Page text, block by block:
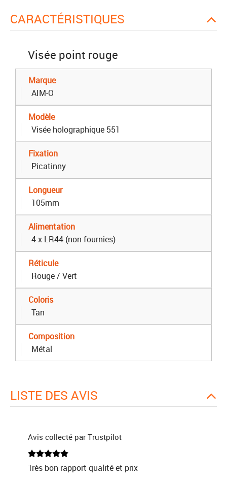
CARACTÉRISTIQUES
Visée point rouge
Marque
AIM-O
Modèle
Visée holographique 551
Fixation
Picatinny
Longueur
105mm
Alimentation
4 x LR44 (non fournies)
Réticule
Rouge / Vert
Coloris
Tan
Composition
Métal
LISTE DES AVIS
Avis collecté par Trustpilot
Très bon rapport qualité et prix